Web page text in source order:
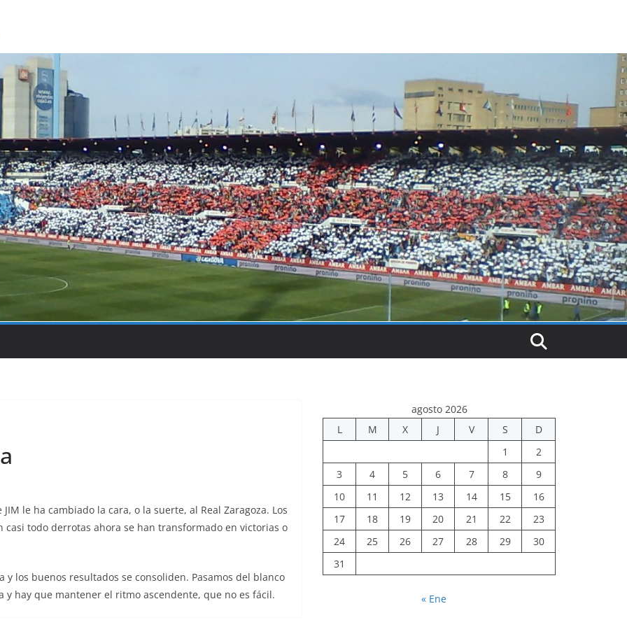
le ha cambiado la cara, o la suerte, al Real Zaragoza. Los
todo derrotas ahora se han transformado en victorias o
los buenos resultados se consoliden. Pasamos del blanco
hay que mantener el ritmo ascendente, que no es fácil.
agosto 2026
L
M X J V S
D
1
2
3
4 5 6 7 8
9
10
11 12 13 14 15
16
17
18 19 20 21 22
23
24
25 26 27 28 29
30
31
« Ene